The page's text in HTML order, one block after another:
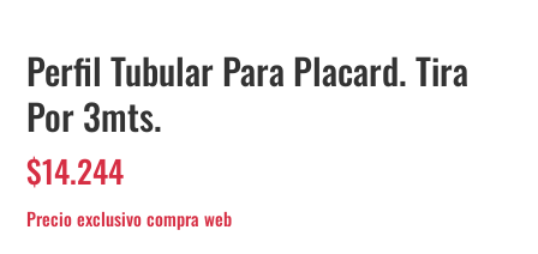
Perfil Tubular Para Placard. Tira
Por 3mts.
$14.244